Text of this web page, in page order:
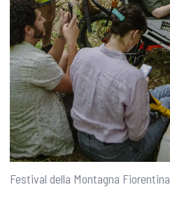
Festival della Montagna Fiorentina